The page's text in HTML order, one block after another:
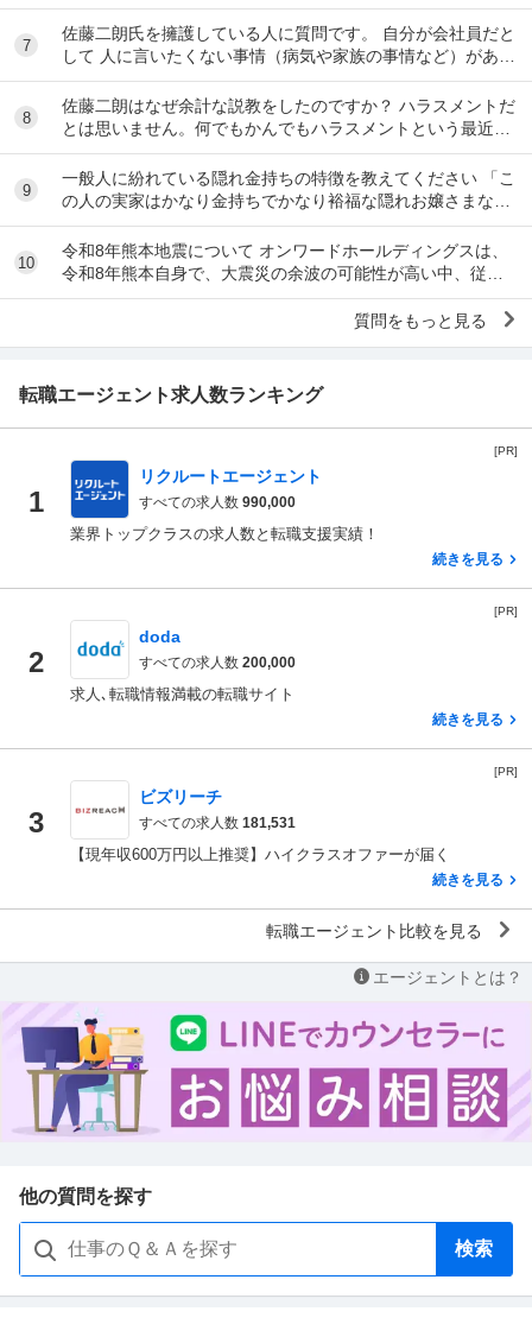
運転手は無理です。できません 過去にうつ...
7
佐藤二朗氏を擁護している人に質問です。 自分が会社員だと
して 人に言いたくない事情（病気や家族の事情など）があ
り、上司や総務等に相談した結果、仕事内容を...
8
佐藤二朗はなぜ余計な説教をしたのですか？ ハラスメントだ
とは思いません。何でもかんでもハラスメントという最近の
風潮に反対です。ただ、橋本愛からすれば良い気...
9
一般人に紛れている隠れ金持ちの特徴を教えてください 「こ
の人の実家はかなり金持ちでかなり裕福な隠れお嬢さまなん
だな」とわかる特徴を教えてください 私の...
10
令和8年熊本地震について オンワードホールディングスは、
令和8年熊本自身で、大震災の余波の可能性が高い中、従業
員に売上金の確保（金庫への預け入れ）を優先さ...
質問をもっと見る
転職エージェント求人数ランキング
[PR]
1
リクルートエージェント
すべての求人数 990,000
業界トップクラスの求人数と転職支援実績！
続きを見る
[PR]
2
doda
すべての求人数 200,000
求人､転職情報満載の転職サイト
続きを見る
[PR]
3
ビズリーチ
すべての求人数 181,531
【現年収600万円以上推奨】ハイクラスオファーが届く
続きを見る
転職エージェント比較を見る
エージェントとは？
他の質問を探す
検索